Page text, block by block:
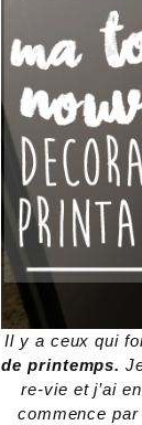
Il y a ceux qui
de printemps.
re-vie et j’ai
commence